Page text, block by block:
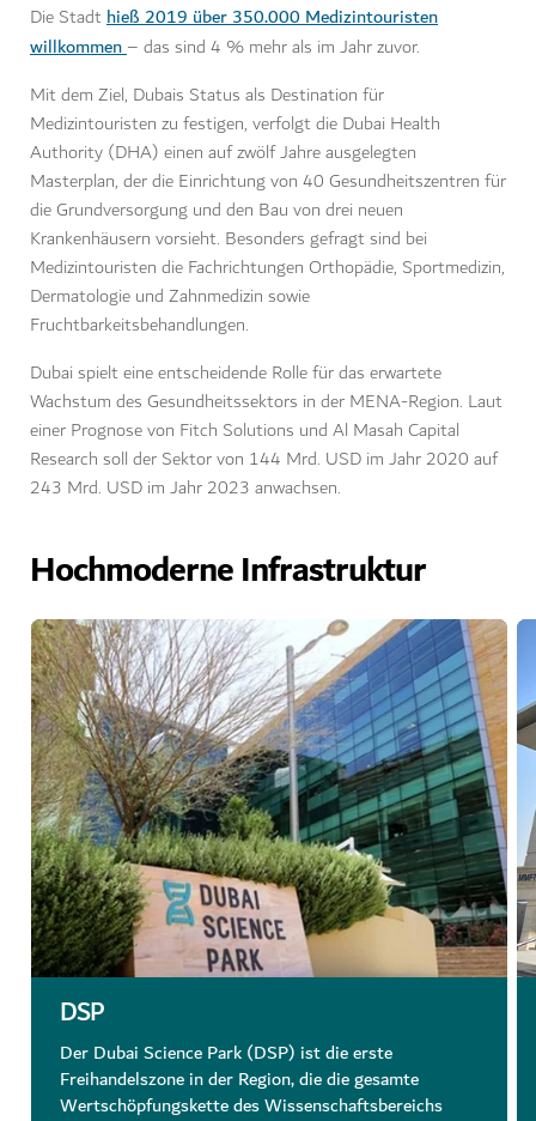
Die Stadthieß 2019 über 350.000 Medizintouristen
willkommen– das sind 4 % mehr als im Jahr zuvor.
Mit dem Ziel, Dubais Status als Destination für
Medizintouristen zu festigen, verfolgt die Dubai Health
Authority (DHA) einen auf zwölf Jahre ausgelegten
Masterplan, der die Einrichtung von 40 Gesundheitszentren für
die Grundversorgung und den Bau von drei neuen
Krankenhäusern vorsieht. Besonders gefragt sind bei
Medizintouristen die Fachrichtungen Orthopädie, Sportmedizin,
Dermatologie und Zahnmedizin sowie
Fruchtbarkeitsbehandlungen.
Dubai spielt eine entscheidende Rolle für das erwartete
Wachstum des Gesundheitssektors in der MENA-Region. Laut
einer Prognose von Fitch Solutions und Al Masah Capital
Research soll der Sektor von 144 Mrd. USD im Jahr 2020 auf
243 Mrd. USD im Jahr 2023 anwachsen.
Hochmoderne Infrastruktur
DSP
Der Dubai Science Park (DSP) ist die erste
Freihandelszone in der Region, die die gesamte
Wertschöpfungskette des Wissenschaftsbereichs